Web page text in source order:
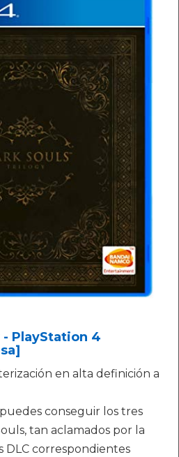
PlayStation 4
en alta definición a
conseguir los tres
tan aclamados por la
DLC correspondientes